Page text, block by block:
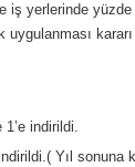
yerlerinde yüzde
kararı
indirildi.
Yıl sonuna